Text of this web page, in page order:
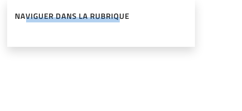
NAVIGUER DANS LA RUBRIQUE